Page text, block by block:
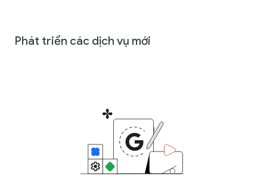
Phát triển các dịch vụ mới